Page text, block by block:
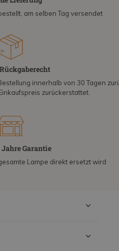
am selben Tag versendet
innerhalb von 30 Tagen
zurückerstattet.
Jahre Garantie
Lampe direkt ersetzt wird